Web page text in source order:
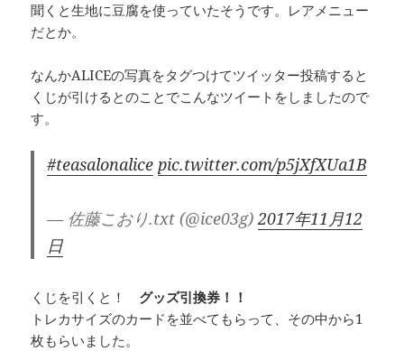
聞くと生地に豆腐を使っていたそうです。レアメニュー
だとか。
なんかALICEの写真をタグつけてツイッター投稿すると
くじが引けるとのことでこんなツイートをしましたので
す。
#teasalonalice pic.twitter.com/p5jXfXUa1B
— 佐藤こおり.txt (@ice03g)2017年11月12
日
くじを引くと！ グッズ引換券！！
トレカサイズのカードを並べてもらって、その中から1
枚もらいました。